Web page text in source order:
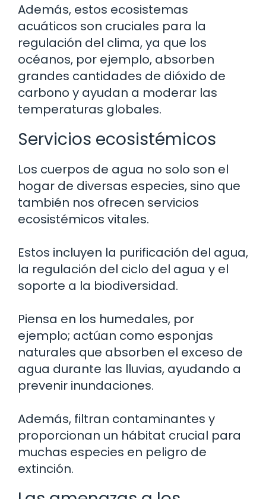
Además, estos ecosistemas
acuáticos son cruciales para la
regulación del clima, ya que los
océanos, por ejemplo, absorben
grandes cantidades de dióxido de
carbono y ayudan a moderar las
temperaturas globales.
Servicios ecosistémicos
Los cuerpos de agua no solo son el
hogar de diversas especies, sino que
también nos ofrecen servicios
ecosistémicos vitales.
Estos incluyen la purificación del agua,
la regulación del ciclo del agua y el
soporte a la biodiversidad.
Piensa en los humedales, por
ejemplo; actúan como esponjas
naturales que absorben el exceso de
agua durante las lluvias, ayudando a
prevenir inundaciones.
Además, filtran contaminantes y
proporcionan un hábitat crucial para
muchas especies en peligro de
extinción.